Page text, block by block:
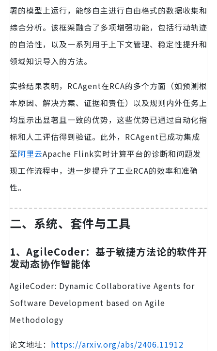
署的模型上运行，能够自主进行自由格式的数据收集和
综合分析。该框架融合了多项增强功能，包括行动轨迹
的自洽性，以及一系列用于上下文管理、稳定性提升和
领域知识导入的方法。
实验结果表明，RCAgent在RCA的多个方面（如预测根
本原因、解决方案、证据和责任）以及规则内外任务上
均显示出显著且一致的优势，这些优势已通过自动化指
标和人工评估得到验证。此外，RCAgent已成功集成
至阿里云Apache Flink实时计算平台的诊断和问题发
现工作流程中，进一步提升了工业RCA的效率和准确
性。
二、系统、套件与工具
1、AgileCoder：基于敏捷方法论的软件开
发动态协作智能体
AgileCoder: Dynamic Collaborative Agents for
Software Development based on Agile
Methodology
论文地址： https://arxiv.org/abs/2406.11912